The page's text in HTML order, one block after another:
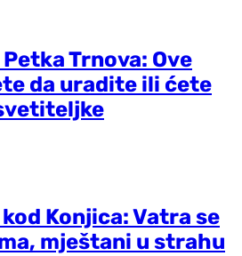
Trnova: Ove
da uradite ili ćete
Konjica: Vatra se
mještani u strahu